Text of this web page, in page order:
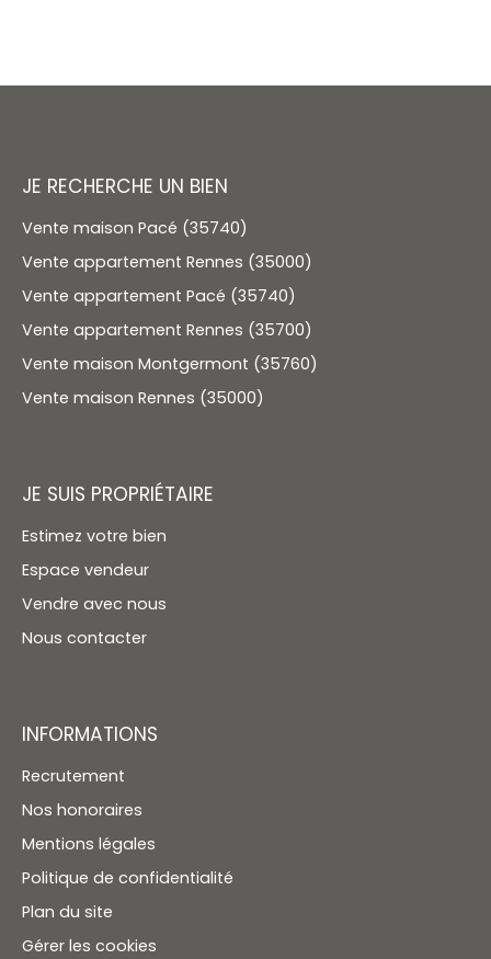
JE RECHERCHE UN BIEN
Vente maison Pacé (35740)
Vente appartement Rennes (35000)
Vente appartement Pacé (35740)
Vente appartement Rennes (35700)
Vente maison Montgermont (35760)
Vente maison Rennes (35000)
JE SUIS PROPRIÉTAIRE
Estimez votre bien
Espace vendeur
Vendre avec nous
Nous contacter
INFORMATIONS
Recrutement
Nos honoraires
Mentions légales
Politique de confidentialité
Plan du site
Gérer les cookies